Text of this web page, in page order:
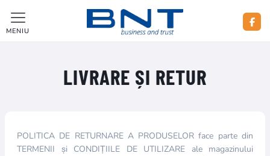
MENIU
LIVRARE ȘI RETUR
POLITICA DE RETURNARE A PRODUSELOR face parte din
TERMENII și CONDIȚIILE DE UTILIZARE ale magazinului